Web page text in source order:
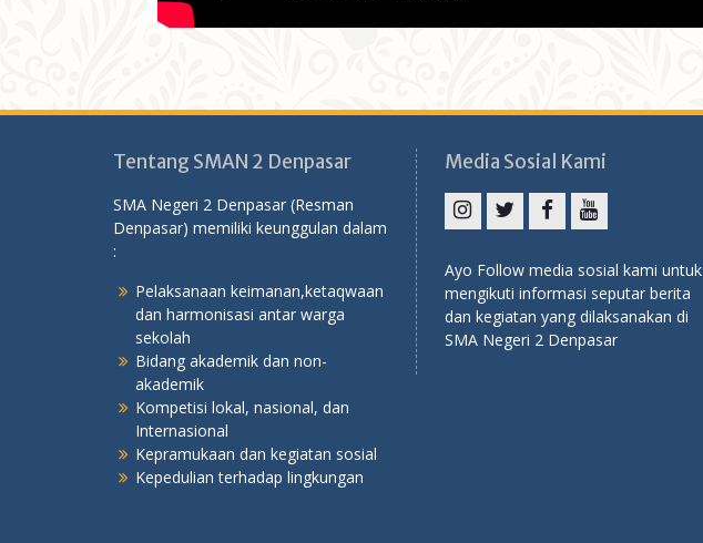
Tentang SMAN 2 Denpasar
SMA Negeri 2 Denpasar (Resman
Denpasar) memiliki keunggulan dalam
:
Pelaksanaan keimanan,ketaqwaan
dan harmonisasi antar warga
sekolah
Bidang akademik dan non-
akademik
Kompetisi lokal, nasional, dan
Internasional
Kepramukaan dan kegiatan sosial
Kepedulian terhadap lingkungan
Media Sosial Kami
Ayo Follow media sosial kami untuk
mengikuti informasi seputar berita
dan kegiatan yang dilaksanakan di
SMA Negeri 2 Denpasar